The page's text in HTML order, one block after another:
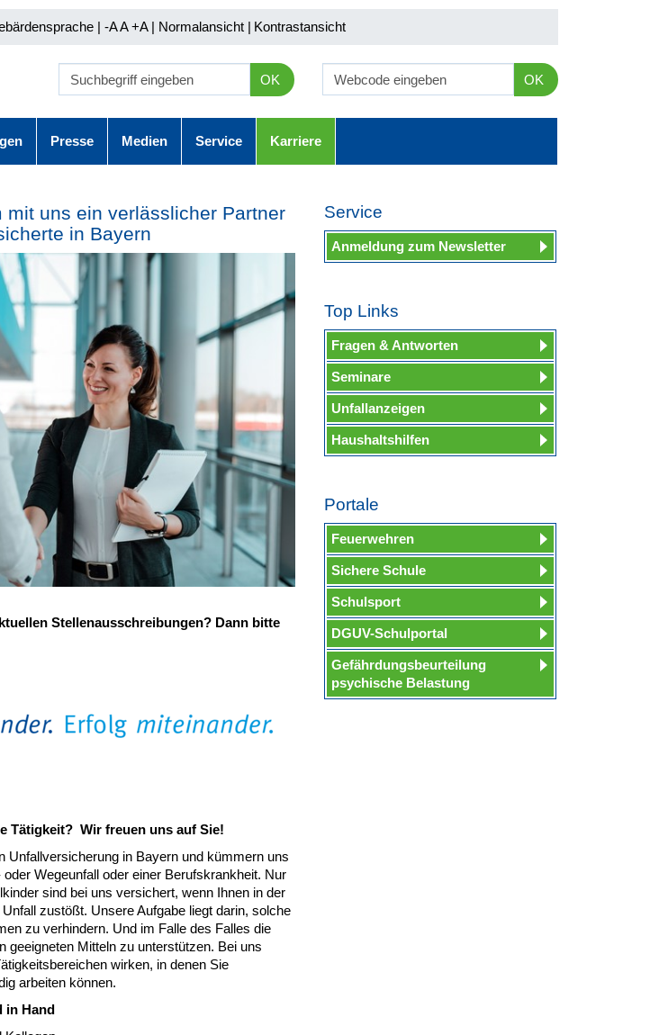
| -A A+A | Normalansicht | Kontrastansicht
OK OK
Presse Medien Service Karriere
uns ein verlässlicher Partner
in Bayern
Stellenausschreibungen? Dann bitte
Tätigkeit? Wir freuen uns auf Sie!
Unfallversicherung in Bayern und kümmern uns
Wegeunfall oder einer Berufskrankheit. Nur
sind bei uns versichert, wenn Ihnen in der
zustößt. Unsere Aufgabe liegt darin, solche
zu verhindern. Und im Falle des Falles die
geeigneten Mitteln zu unterstützen. Bei uns
wirken, in denen Sie
arbeiten können.
in Hand
Service
Anmeldung zum Newsletter
Top Links
Fragen & Antworten
Seminare
Unfallanzeigen
Haushaltshilfen
Portale
Feuerwehren
Sichere Schule
Schulsport
DGUV-Schulportal
Gefährdungsbeurteilung
psychische Belastung